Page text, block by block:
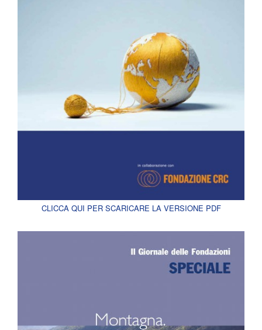
CLICCA QUI PER SCARICARE LA VERSIONE PDF